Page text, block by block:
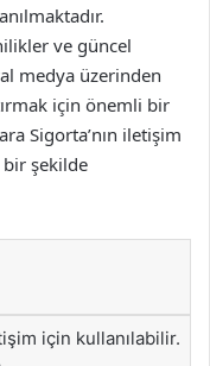
ve güncel
medya üzerinden
için önemli bir
Sigorta’nın iletişim
bir şekilde
için kullanılabilir.